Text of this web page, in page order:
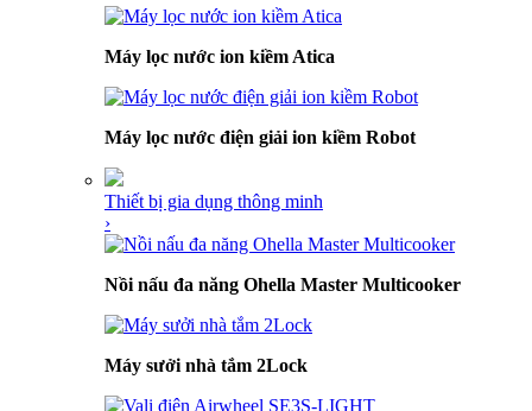
Máy lọc nước ion kiềm Atica
Máy lọc nước điện giải ion kiềm Robot
Thiết bị gia dụng thông minh
›
Nồi nấu đa năng Ohella Master Multicooker
Máy sưởi nhà tắm 2Lock